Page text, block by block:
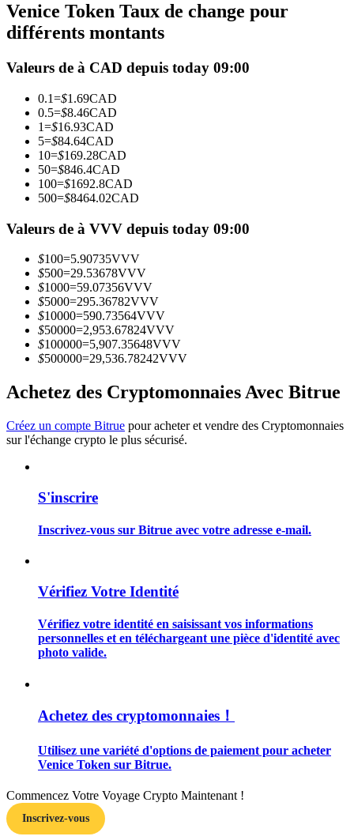
Devenez un trader de copie
Profitez du partage des bénéfices et des commissions de copy
trading
Information
Analyse de mégadonnées, y compris des informations
commerciales, etc.
Guide de démarrage des contrats à terme
Stratégies de trading
Venice Token Taux de change pour
différents montants
Valeurs de à CAD depuis today 09:00
0.1=$1.69CAD
0.5=$8.46CAD
1=$16.93CAD
5=$84.64CAD
10=$169.28CAD
50=$846.4CAD
100=$1692.8CAD
500=$8464.02CAD
Valeurs de à VVV depuis today 09:00
$100=5.90735VVV
$500=29.53678VVV
$1000=59.07356VVV
$5000=295.36782VVV
$10000=590.73564VVV
$50000=2,953.67824VVV
$100000=5,907.35648VVV
$500000=29,536.78242VVV
Achetez des Cryptomonnaies Avec Bitrue
Créez un compte Bitrue pour acheter et vendre des Cryptomonnaies
sur l'échange crypto le plus sécurisé.
S'inscrire
Inscrivez-vous sur Bitrue avec votre adresse e-mail.
Vérifiez Votre Identité
Vérifiez votre identité en saisissant vos informations
personnelles et en téléchargeant une pièce d'identité avec
photo valide.
Achetez des cryptomonnaies！
Utilisez une variété d'options de paiement pour acheter
Venice Token sur Bitrue.
Commencez Votre Voyage Crypto Maintenant !
Inscrivez-vous